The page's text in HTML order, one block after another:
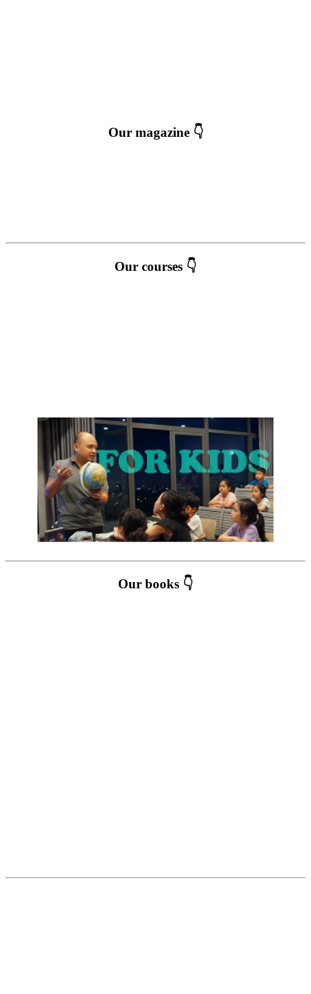
Our magazine 👇
Our courses 👇
Our books 👇